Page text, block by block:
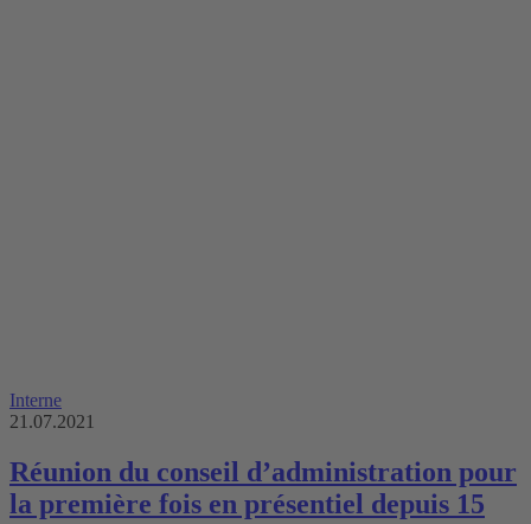
Interne
21.07.2021
Réunion du conseil d’administration pour
la première fois en présentiel depuis 15